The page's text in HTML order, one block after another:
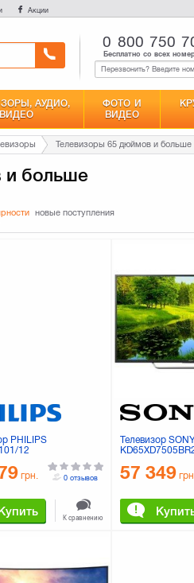
Акции
0 800 750
Бесплатно со всех
АУДИО,
ВИДЕО
ФОТО И
ВИДЕО
Телевизоры 65 дюймов и больше
и больше
новые поступления
PHILIPS
12
грн. 0 отзывов
К сравнению
Телевизор
57 349 грн.